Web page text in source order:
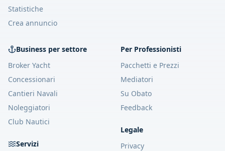
Statistiche
Crea annuncio
Business per settore
Broker Yacht
Concessionari
Cantieri Navali
Noleggiatori
Club Nautici
Servizi
Per Professionisti
Pacchetti e Prezzi
Mediatori
Su Obato
Feedback
Legale
Privacy